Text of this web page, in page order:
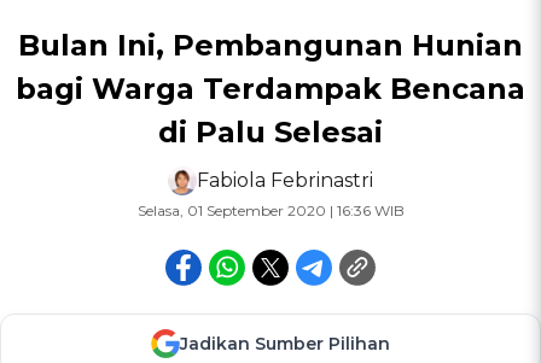
Bulan Ini, Pembangunan Hunian
bagi Warga Terdampak Bencana
di Palu Selesai
Fabiola Febrinastri
Selasa, 01 September 2020 | 16:36 WIB
Jadikan Sumber Pilihan